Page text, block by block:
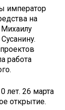
император
на
работа
лет. 26 марта
открытие.